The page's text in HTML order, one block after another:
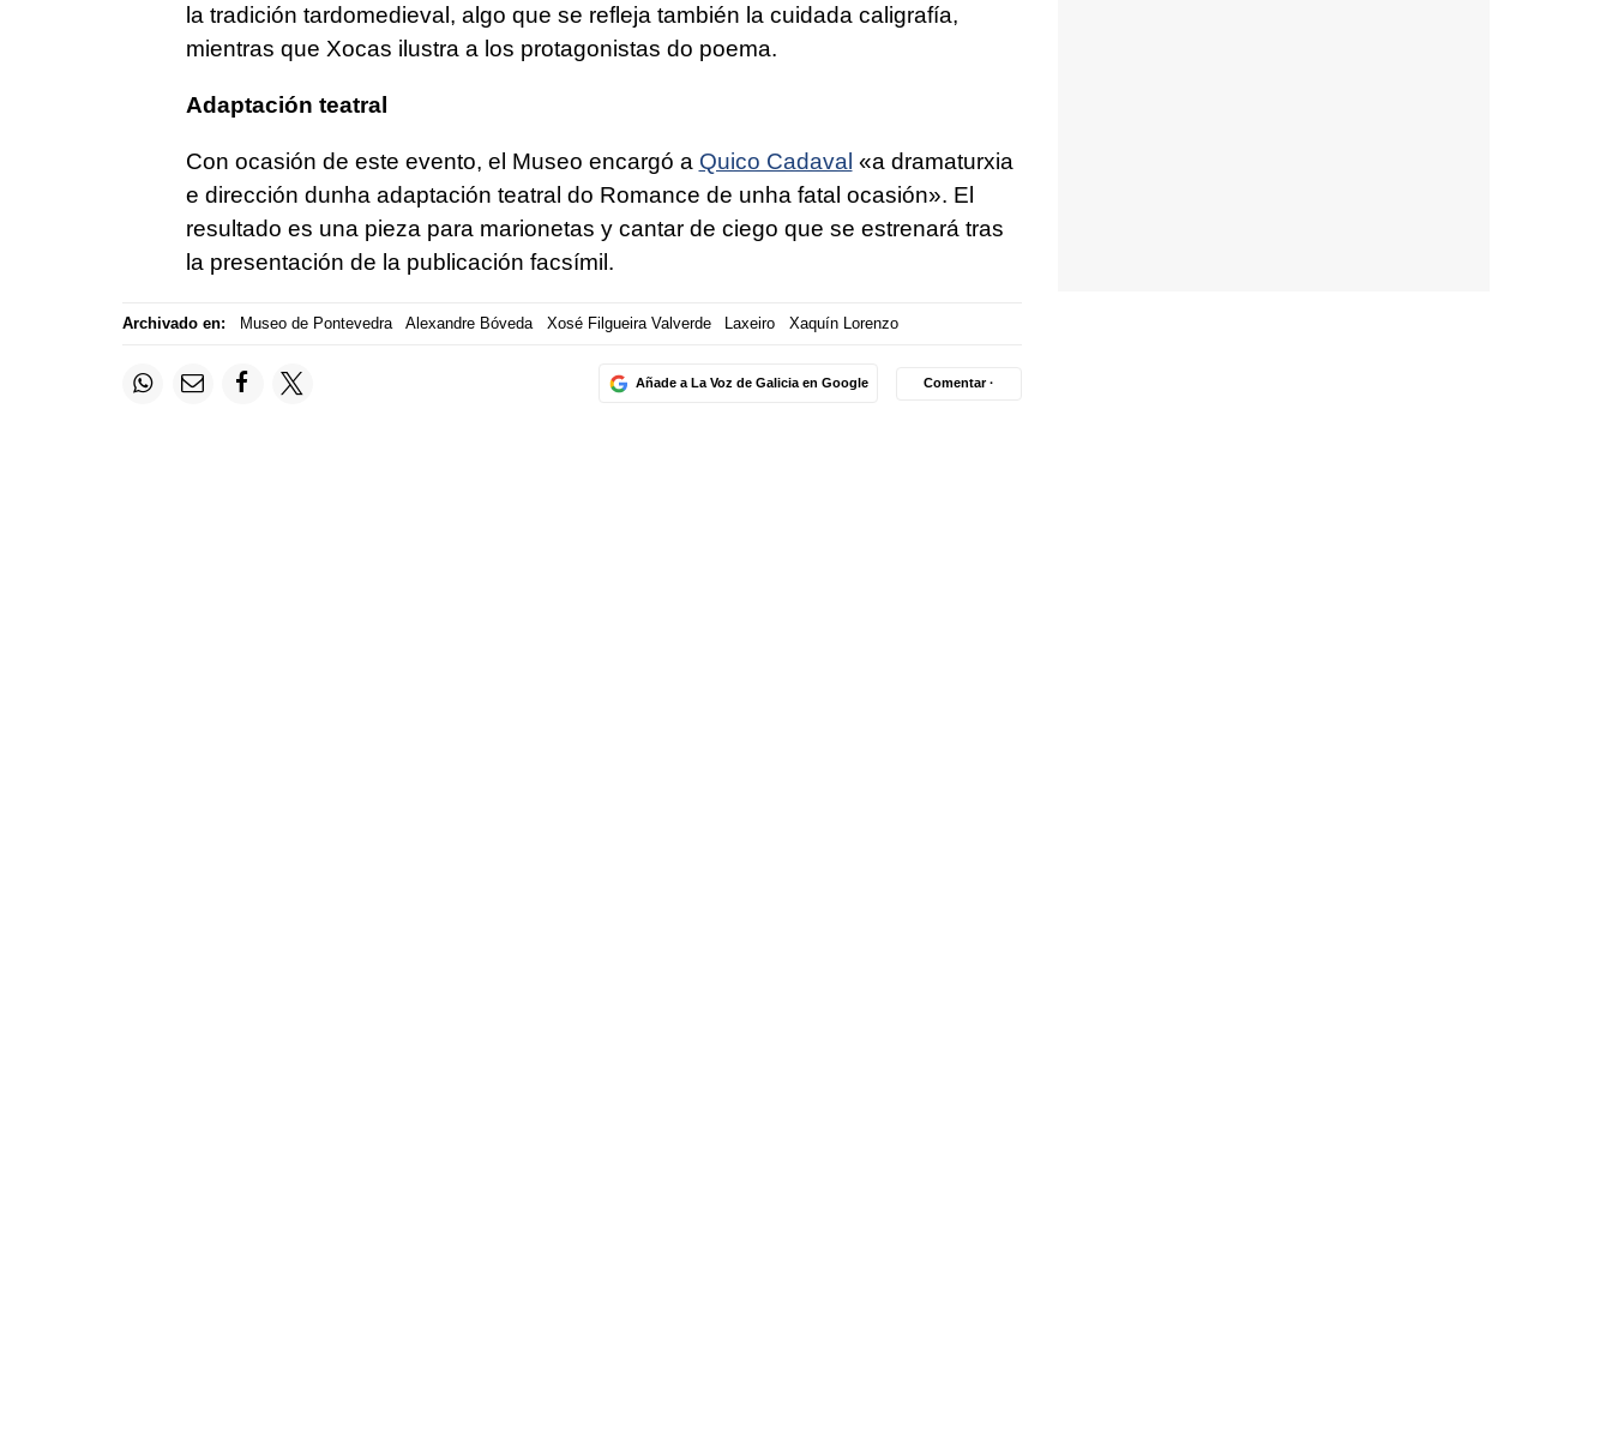
la tradición tardomedieval, algo que se refleja también la cuidada caligrafía,
mientras que Xocas ilustra a los protagonistas do poema.
Adaptación teatral
Con ocasión de este evento, el Museo encargó a Quico Cadaval «a dramaturxia
e dirección dunha adaptación teatral do Romance de unha fatal ocasión». El
resultado es una pieza para marionetas y cantar de ciego que se estrenará tras
la presentación de la publicación facsímil.
Archivado en: Museo de Pontevedra Alexandre Bóveda Xosé Filgueira Valverde Laxeiro Xaquín Lorenzo
Añade a La Voz de Galicia en Google Comentar ·